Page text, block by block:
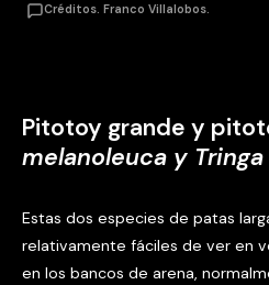
Créditos. Franco Villalobos.
Pitotoy grande y
melanoleuca y
Estas dos especies de patas
relativamente fáciles de ver en
en los bancos de arena,